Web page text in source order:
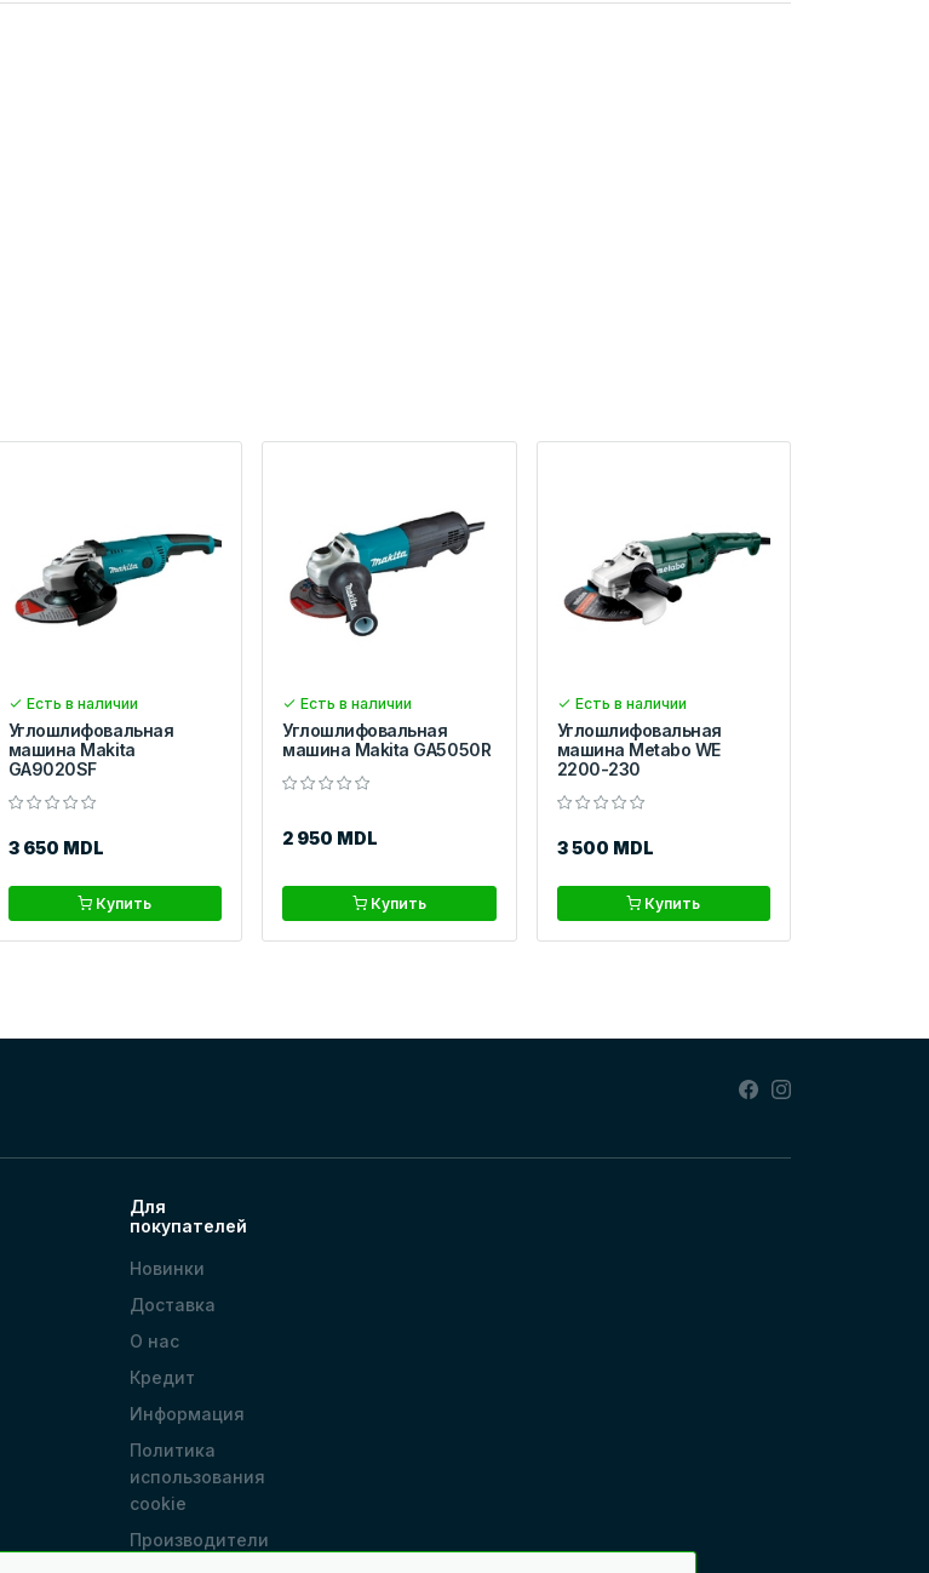
Есть в наличии
Углошлифовальная
машина Makita
GA9020SF
3 650 MDL
Купить
Есть в наличии
Углошлифовальная
машина Makita GA5050R
2 950 MDL
Купить
Есть в наличии
Углошлифовальная
машина Metabo WE
2200-230
3 500 MDL
Купить
Для
покупателей
Новинки
Доставка
О нас
Кредит
Информация
Политика
использования
cookie
Производители